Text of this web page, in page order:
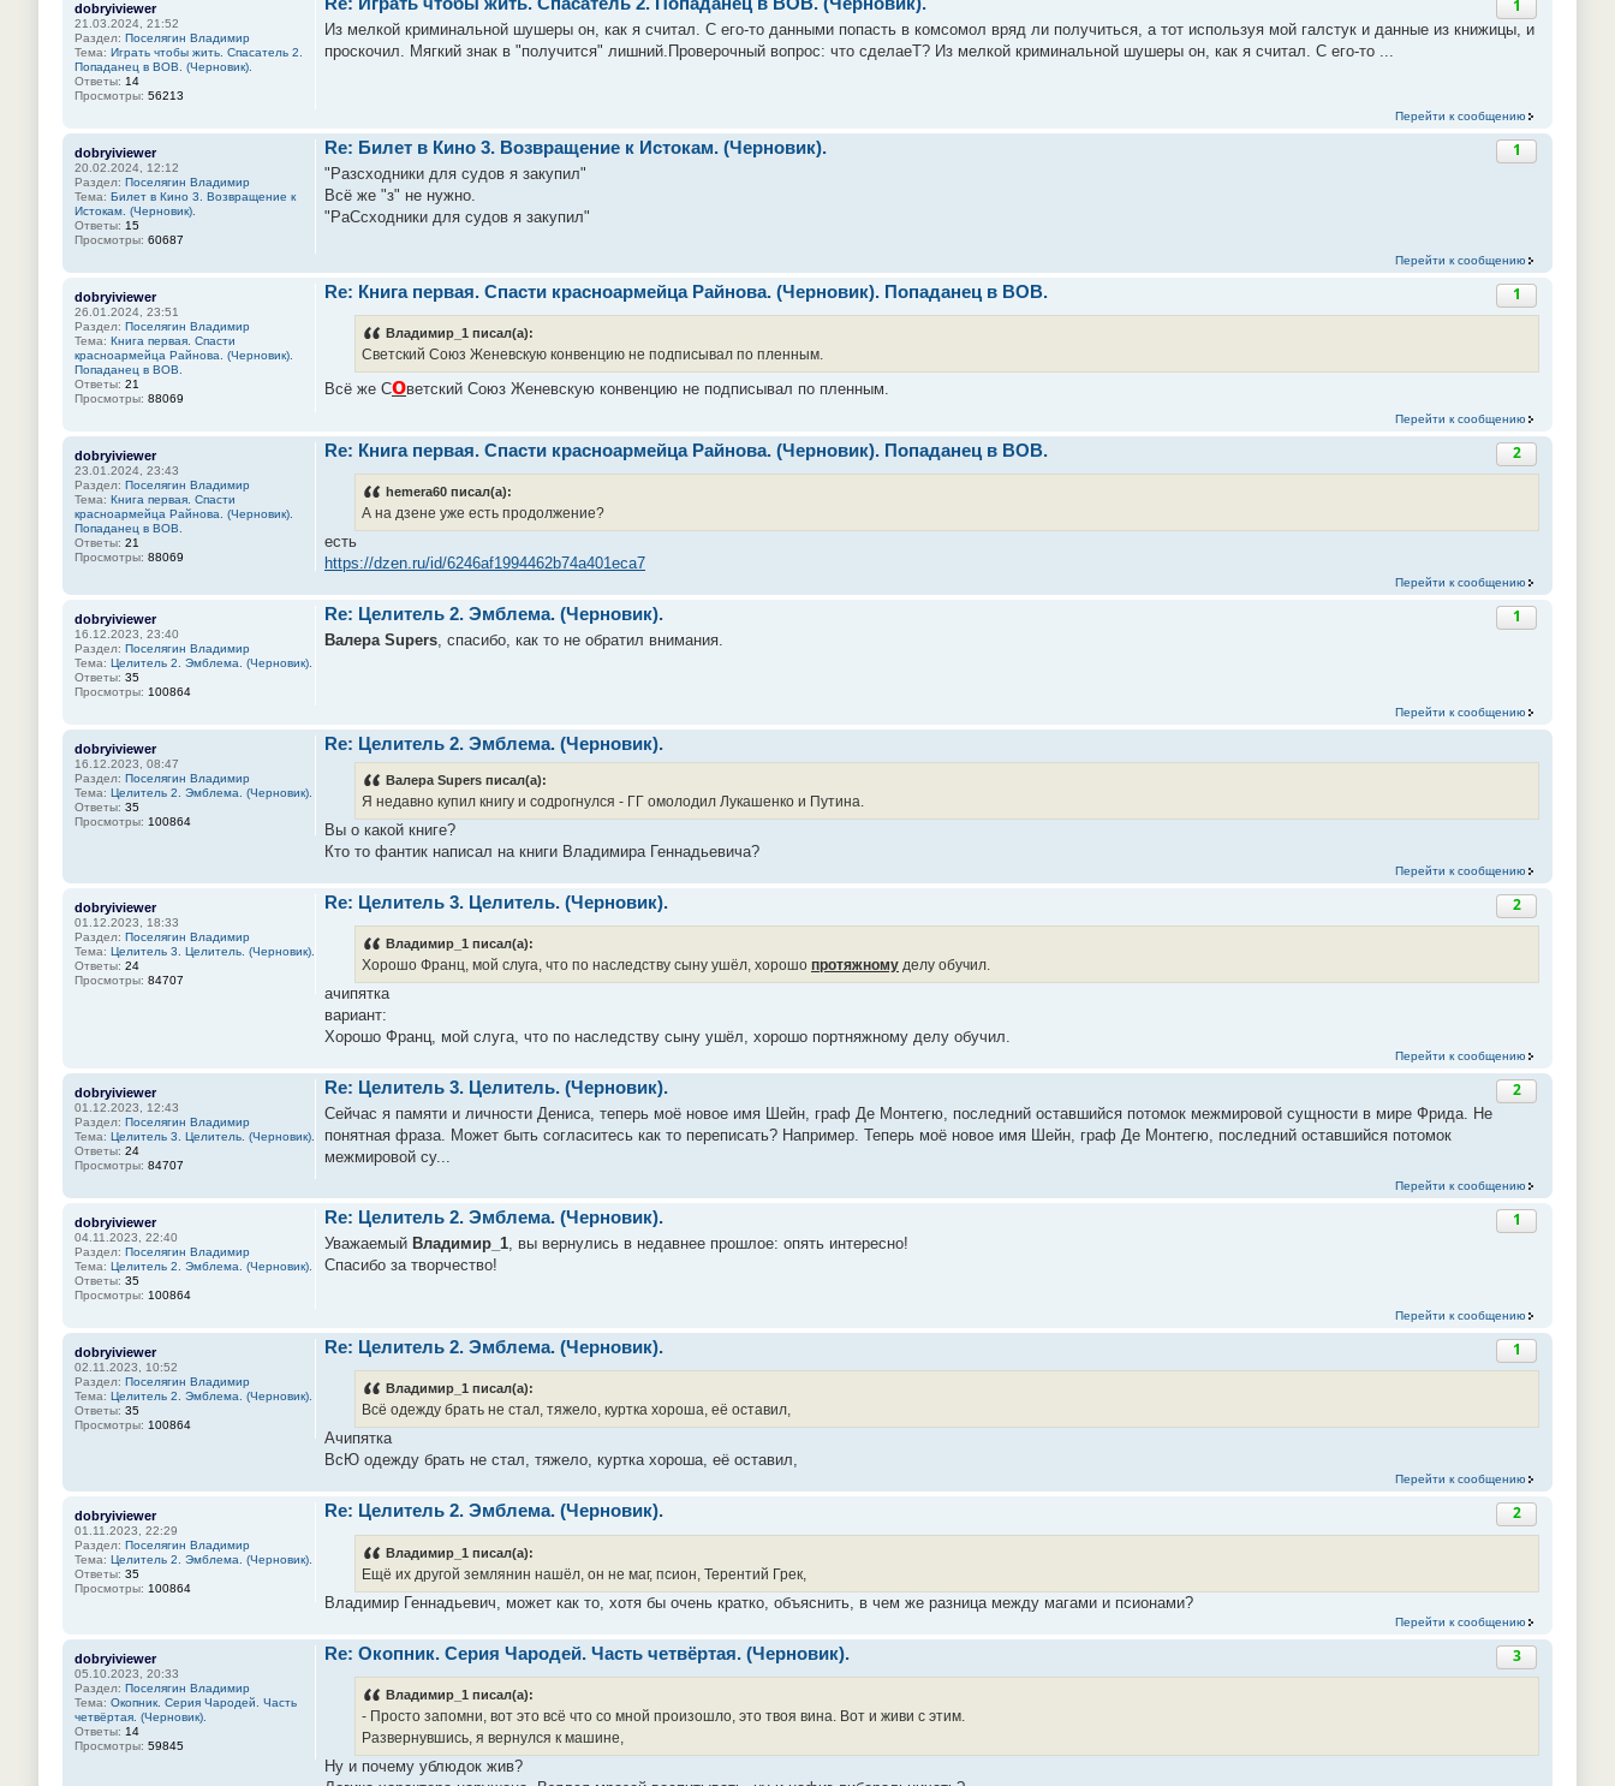
dobryiviewer
21.03.2024, 21:52
Раздел: Поселягин Владимир
Тема: Играть чтобы жить. Спасатель 2.
Попаданец в ВОВ. (Черновик).
Ответы: 14
Просмотры: 56213
1
Из мелкой криминальной шушеры он, как я считал. С его-то данными попасть в комсомол вряд ли получиться, а тот используя мой галстук и данные из книжицы, и
проскочил. Мягкий знак в "получится" лишний.Проверочный вопрос: что сделаеТ? Из мелкой криминальной шушеры он, как я считал. С его-то ...
Перейти к сообщению
dobryiviewer
20.02.2024, 12:12
Раздел: Поселягин Владимир
Тема: Билет в Кино 3. Возвращение к
Истокам. (Черновик).
Ответы: 15
Просмотры: 60687
1
Re: Билет в Кино 3. Возвращение к Истокам. (Черновик).
"Разсходники для судов я закупил"
Всё же "з" не нужно.
"РаСсходники для судов я закупил"
Перейти к сообщению
dobryiviewer
26.01.2024, 23:51
Раздел: Поселягин Владимир
Тема: Книга первая. Спасти
красноармейца Райнова. (Черновик).
Попаданец в ВОВ.
Ответы: 21
Просмотры: 88069
1
Re: Книга первая. Спасти красноармейца Райнова. (Черновик). Попаданец в ВОВ.
Владимир_1 писал(а):
Светский Союз Женевскую конвенцию не подписывал по пленным.
Всё же Советский Союз Женевскую конвенцию не подписывал по пленным.
Перейти к сообщению
dobryiviewer
23.01.2024, 23:43
Раздел: Поселягин Владимир
Тема: Книга первая. Спасти
красноармейца Райнова. (Черновик).
Попаданец в ВОВ.
Ответы: 21
Просмотры: 88069
2
Re: Книга первая. Спасти красноармейца Райнова. (Черновик). Попаданец в ВОВ.
hemera60 писал(а):
А на дзене уже есть продолжение?
есть
https://dzen.ru/id/6246af1994462b74a401eca7
Перейти к сообщению
dobryiviewer
16.12.2023, 23:40
Раздел: Поселягин Владимир
Тема: Целитель 2. Эмблема. (Черновик).
Ответы: 35
Просмотры: 100864
1
Re: Целитель 2. Эмблема. (Черновик).
Валера Supers , спасибо, как то не обратил внимания.
Перейти к сообщению
dobryiviewer
16.12.2023, 08:47
Раздел: Поселягин Владимир
Тема: Целитель 2. Эмблема. (Черновик).
Ответы: 35
Просмотры: 100864
Re: Целитель 2. Эмблема. (Черновик).
Валера Supers писал(а):
Я недавно купил книгу и содрогнулся - ГГ омолодил Лукашенко и Путина.
Вы о какой книге?
Кто то фантик написал на книги Владимира Геннадьевича?
Перейти к сообщению
dobryiviewer
01.12.2023, 18:33
Раздел: Поселягин Владимир
Тема: Целитель 3. Целитель. (Черновик).
Ответы: 24
Просмотры: 84707
2
Re: Целитель 3. Целитель. (Черновик).
Владимир_1 писал(а):
Хорошо Франц, мой слуга, что по наследству сыну ушёл, хорошо протяжному делу обучил.
ачипятка
вариант:
Хорошо Франц, мой слуга, что по наследству сыну ушёл, хорошо портняжному делу обучил.
Перейти к сообщению
dobryiviewer
01.12.2023, 12:43
Раздел: Поселягин Владимир
Тема: Целитель 3. Целитель. (Черновик).
Ответы: 24
Просмотры: 84707
2
Re: Целитель 3. Целитель. (Черновик).
Сейчас я памяти и личности Дениса, теперь моё новое имя Шейн, граф Де Монтегю, последний оставшийся потомок межмировой сущности в мире Фрида. Не
понятная фраза. Может быть согласитесь как то переписать? Например. Теперь моё новое имя Шейн, граф Де Монтегю, последний оставшийся потомок
межмировой су...
Перейти к сообщению
dobryiviewer
04.11.2023, 22:40
Раздел: Поселягин Владимир
Тема: Целитель 2. Эмблема. (Черновик).
Ответы: 35
Просмотры: 100864
1
Re: Целитель 2. Эмблема. (Черновик).
Уважаемый Владимир_1, вы вернулись в недавнее прошлое: опять интересно!
Спасибо за творчество!
Перейти к сообщению
dobryiviewer
02.11.2023, 10:52
Раздел: Поселягин Владимир
Тема: Целитель 2. Эмблема. (Черновик).
Ответы: 35
Просмотры: 100864
1
Re: Целитель 2. Эмблема. (Черновик).
Владимир_1 писал(а):
Всё одежду брать не стал, тяжело, куртка хороша, её оставил,
Ачипятка
ВсЮ одежду брать не стал, тяжело, куртка хороша, её оставил,
Перейти к сообщению
dobryiviewer
01.11.2023, 22:29
Раздел: Поселягин Владимир
Тема: Целитель 2. Эмблема. (Черновик).
Ответы: 35
Просмотры: 100864
2
Re: Целитель 2. Эмблема. (Черновик).
Владимир_1 писал(а):
Ещё их другой землянин нашёл, он не маг, псион, Терентий Грек,
Владимир Геннадьевич, может как то, хотя бы очень кратко, объяснить, в чем же разница между магами и псионами?
Перейти к сообщению
dobryiviewer
05.10.2023, 20:33
Раздел: Поселягин Владимир
Тема: Окопник. Серия Чародей. Часть
четвёртая. (Черновик).
Ответы: 14
Просмотры: 59845
3
Re: Окопник. Серия Чародей. Часть четвёртая. (Черновик).
Владимир_1 писал(а):
- Просто запомни, вот это всё что со мной произошло, это твоя вина. Вот и живи с этим.
Развернувшись, я вернулся к машине,
Ну и почему ублюдок жив?